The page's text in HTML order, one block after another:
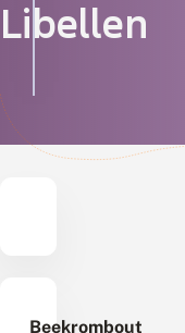
Libellen
Beekrombout